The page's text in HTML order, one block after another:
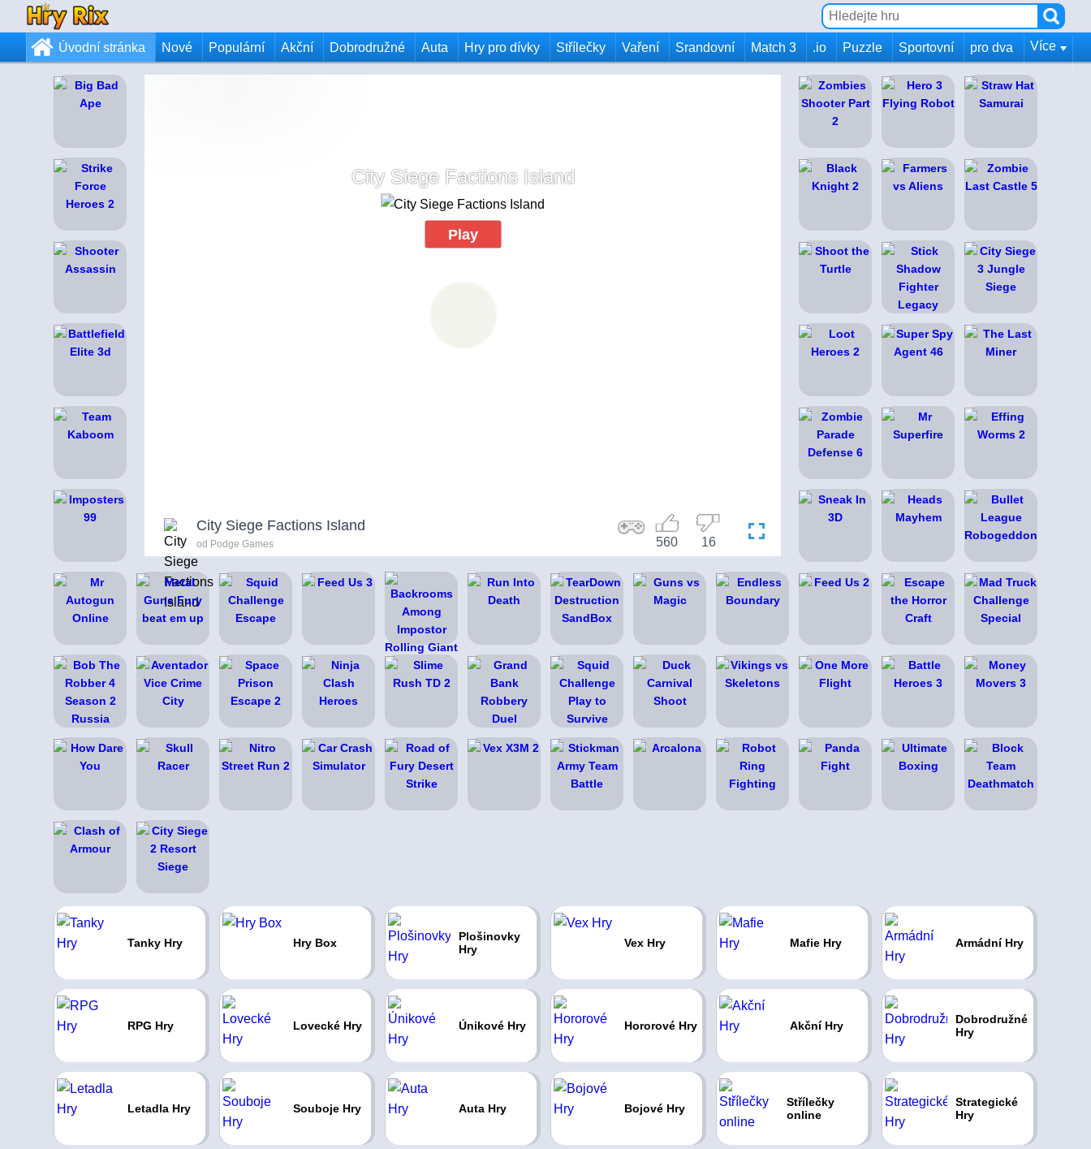
Úvodní stránka Nové Populární Akční Dobrodružné Auta Hry pro dívky Střílečky Vaření Srandovní Match 3 .io Puzzle Sportovní pro dva Více
City Siege Factions Island
Play
City Siege Factions Island
od Podge Games 16
560
Tanky Hry Hry Box
Plošinovky
Hry
Vex Hry Mafie Hry Armádní Hry
RPG Hry Lovecké Hry Únikové Hry Hororové Hry Akční Hry
Dobrodružné
Hry
Letadla Hry Souboje Hry Auta Hry Bojové Hry
Střílečky
online
Strategické
Hry